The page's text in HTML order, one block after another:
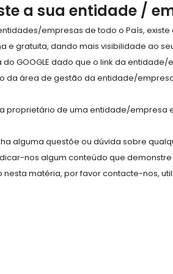
a sua entidade /
empresas de todo o País,
e gratuita, dando mais visibilidade ao
do GOOGLE dado que o link da
da área de gestão da entidade/
proprietário de uma entidade/empresa
alguma questõe ou dúvida sobre
nos algum conteúdo que
nesta matéria, por favor contacte-nos,